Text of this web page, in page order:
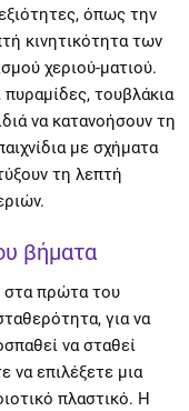
όπως την
κινητικότητα των
χεριού-ματιού.
πυραμίδες, τουβλάκια
να κατανοήσουν τη
με σχήματα
τη λεπτή
βήματα
στα πρώτα του
για να
να σταθεί
να επιλέξετε μια
πλαστικό. Η